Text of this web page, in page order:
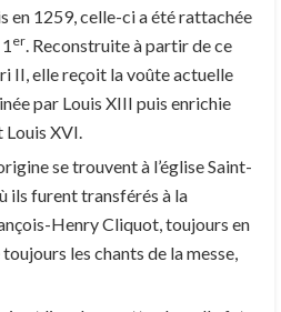
en 1259, celle-ci a été rattachée
er. Reconstruite à partir de ce
II, elle reçoit la voûte actuelle
par Louis XIII puis enrichie
Louis XVI.
se trouvent à l’église Saint-
ils furent transférés à la
Henry Cliquot, toujours en
les chants de la messe,